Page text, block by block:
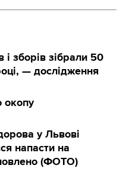
і зборів зібрали 50
— дослідження
окопу
у Львові
напасти на
(ФОТО)